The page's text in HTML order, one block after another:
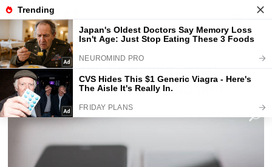
Fajntip.cz Magazín
Kdo má mobil Samsung, musí
změnit tato nastavení nabíjení